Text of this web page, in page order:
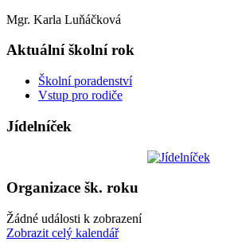
Mgr. Karla Luňáčková
Aktuální školní rok
Školní poradenství
Vstup pro rodiče
Jídelníček
Organizace šk. roku
Žádné události k zobrazení
Zobrazit celý kalendář